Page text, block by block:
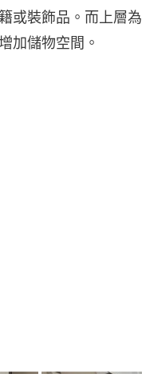
或裝飾品。而上層
加儲物空間。